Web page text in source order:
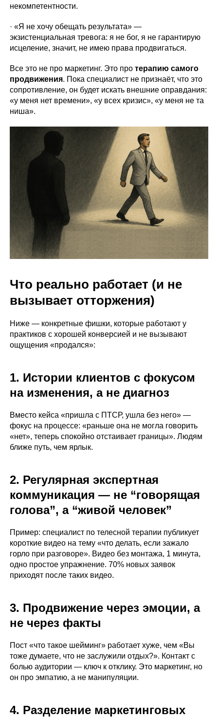
некомпетентности.
· «Я не хочу обещать результата» —
экзистенциальная тревога: я не бог, я не гарантирую
исцеление, значит, не имею права продвигаться.
Все это не про маркетинг. Это про терапию самого
продвижения. Пока специалист не признаёт, что это
сопротивление, он будет искать внешние оправдания:
«у меня нет времени», «у всех кризис», «у меня не та
ниша».
Что реально работает (и не
вызывает отторжения)
Ниже — конкретные фишки, которые работают у
практиков с хорошей конверсией и не вызывают
ощущения «продался»:
1. Истории клиентов с фокусом
на изменения, а не диагноз
Вместо кейса «пришла с ПТСР, ушла без него» —
фокус на процессе: «раньше она не могла говорить
«нет», теперь спокойно отстаивает границы». Людям
ближе путь, чем ярлык.
2. Регулярная экспертная
коммуникация — не “говорящая
голова”, а “живой человек”
Пример: специалист по телесной терапии публикует
короткие видео на тему «что делать, если зажало
горло при разговоре». Видео без монтажа, 1 минута,
одно простое упражнение. 70% новых заявок
приходят после таких видео.
3. Продвижение через эмоции, а
не через факты
Пост «что такое шейминг» работает хуже, чем «Вы
тоже думаете, что не заслужили отдых?». Контакт с
болью аудитории — ключ к отклику. Это маркетинг, но
он про эмпатию, а не манипуляции.
4. Разделение маркетинговых